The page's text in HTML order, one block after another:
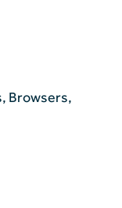
Browsers,